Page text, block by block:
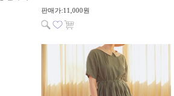
판매가:11,000원